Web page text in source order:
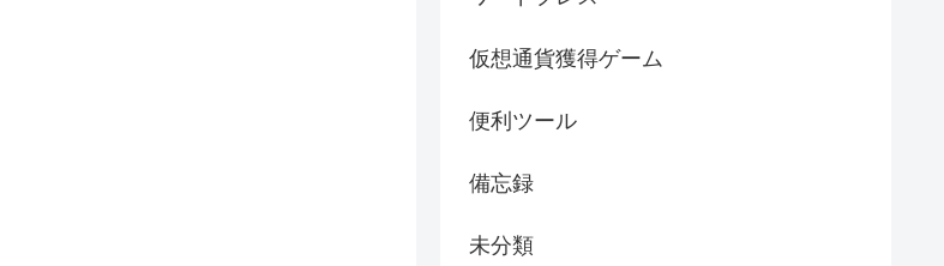
仮想通貨獲得ゲーム
便利ツール
備忘録
未分類